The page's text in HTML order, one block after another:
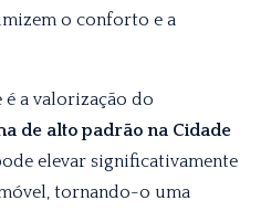
o conforto e a
a valorização do
de alto padrão na Cidade
elevar significativamente
tornando-o uma